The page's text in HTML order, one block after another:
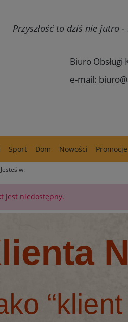
Przyszłość to dziś nie jutro
Biuro Obsługi
e-mail:
Sport Dom Nowości Promocje
Jesteś w:
jest niedostępny.